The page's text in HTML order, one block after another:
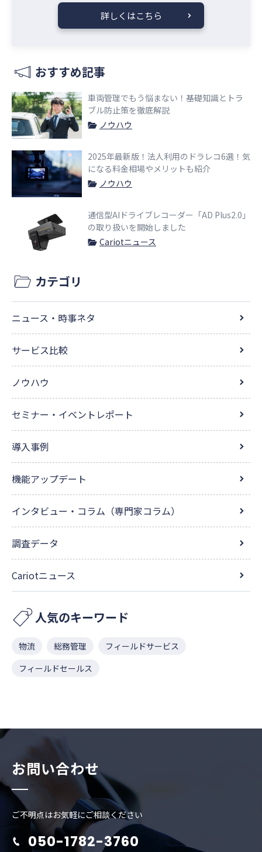
詳しくはこちら
おすすめ記事
車両管理でもう悩まない！基礎知識とトラ
ブル防止策を徹底解説
ノウハウ
2025年最新版！法人利用のドラレコ6選！気
になる料金相場やメリットも紹介
ノウハウ
通信型AIドライブレコーダー「AD Plus2.0」
の取り扱いを開始しました
Cariotニュース
カテゴリ
ニュース・時事ネタ
サービス比較
ノウハウ
セミナー・イベントレポート
導入事例
機能アップデート
インタビュー・コラム（専門家コラム）
調査データ
Cariotニュース
人気のキーワード
物流 総務管理
フィールドサービス
フィールドセールス
お問い合わせ
ご不明点はお気軽にご相談ください
050-1782-3760